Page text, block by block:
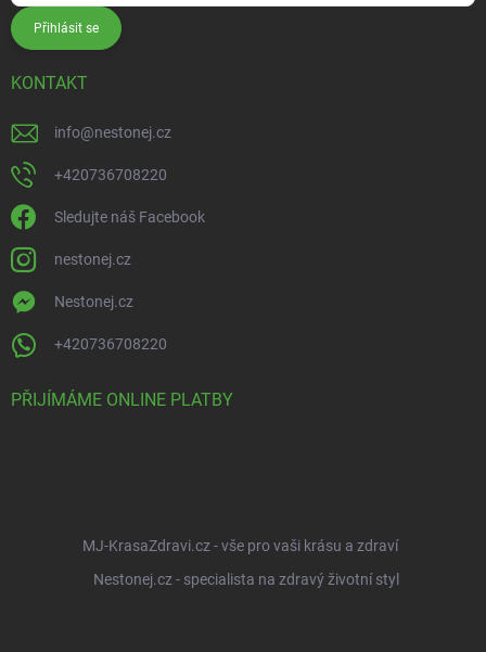
Přihlásit se
KONTAKT
info@nestonej.cz
+420736708220
Sledujte náš Facebook
nestonej.cz
Nestonej.cz
+420736708220
PŘIJÍMÁME ONLINE PLATBY
MJ-KrasaZdravi.cz - vše pro vaši krásu a zdraví
Nestonej.cz - specialista na zdravý životní styl